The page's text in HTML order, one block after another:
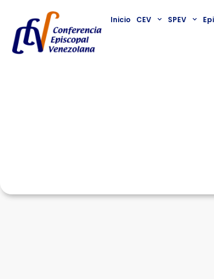
Inicio CEV SPEV